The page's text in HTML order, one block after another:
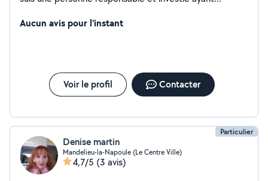
Aucun avis pour l'instant
Voir le profil Contacter
Particulier
Denise martin
Mandelieu-la-Napoule (Le Centre Ville)
4,7/5 (3 avis)